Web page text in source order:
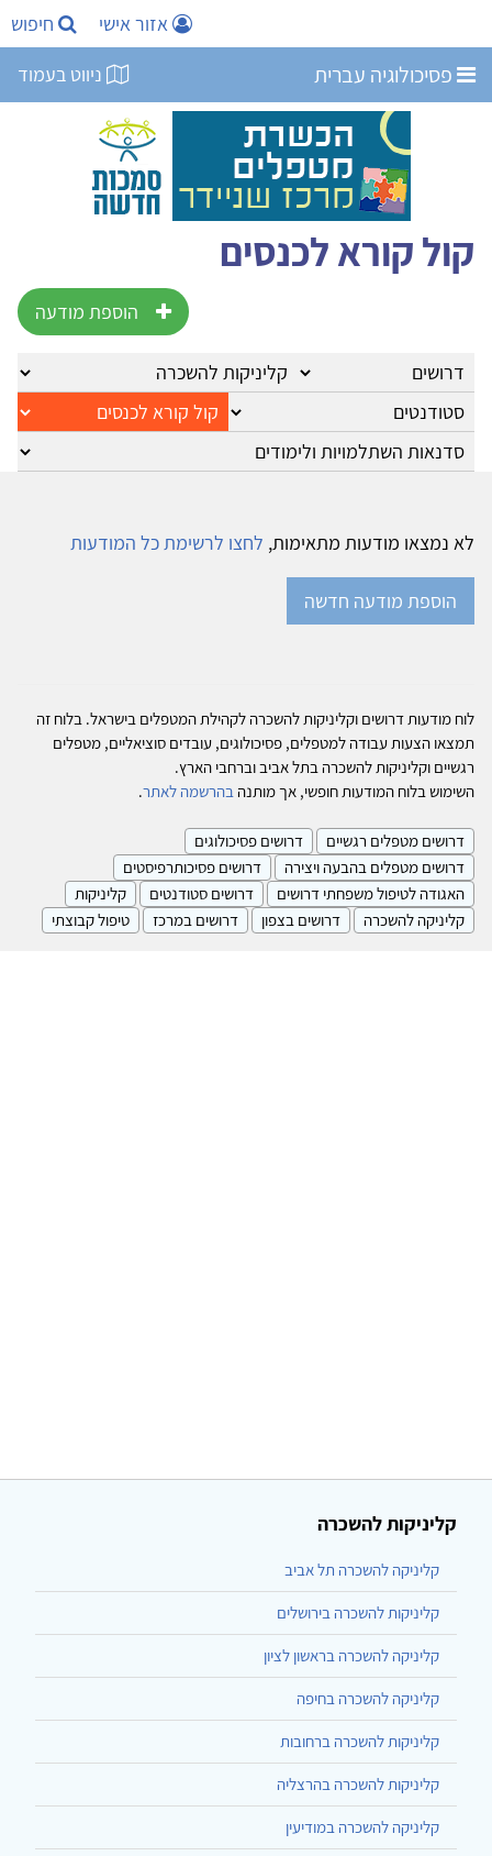
אזור אישי חיפוש
פסיכולוגיה עברית ניווט בעמוד
קול קורא לכנסים
הוספת מודעה
לא נמצאו מודעות מתאימות, לחצו לרשימת כל המודעות
הוספת מודעה חדשה
לוח מודעות דרושים וקליניקות להשכרה לקהילת המטפלים בישראל. בלוח זה
תמצאו הצעות עבודה למטפלים, פסיכולוגים, עובדים סוציאליים, מטפלים
רגשיים וקליניקות להשכרה בתל אביב וברחבי הארץ.
השימוש בלוח המודעות חופשי, אך מותנה בהרשמה לאתר.
דרושים מטפלים רגשיים
דרושים פסיכולוגים
דרושים מטפלים בהבעה ויצירה
דרושים פסיכותרפיסטים
האגודה לטיפול משפחתי דרושים
דרושים סטודנטים
קליניקות
קליניקה להשכרה
דרושים בצפון דרושים במרכז טיפול קבוצתי
קליניקות להשכרה
קליניקה להשכרה תל אביב
קליניקות להשכרה בירושלים
קליניקה להשכרה בראשון לציון
קליניקה להשכרה בחיפה
קליניקות להשכרה ברחובות
קליניקות להשכרה בהרצליה
קליניקה להשכרה במודיעין